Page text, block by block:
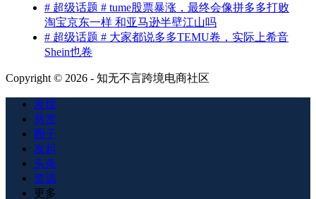
# 超级话题 # tume股票暴涨，最终会像拼多多打败
淘宝京东一样 和亚马逊半壁江山吗
# 超级话题 # 大家都说多多TEMU卷，实际上希音
Shein也卷
Copyright © 2026 - 知无不言跨境电商社区
发现
悬赏
圈子
发起
头条
资源
更多